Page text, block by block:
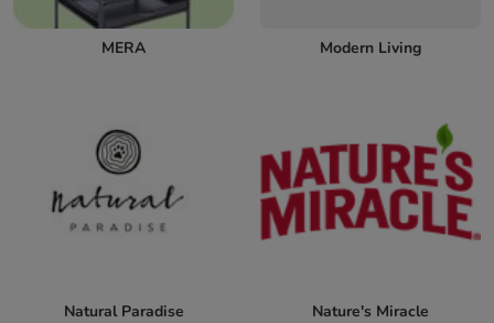
MERA Modern Living
Natural Paradise Nature's Miracle